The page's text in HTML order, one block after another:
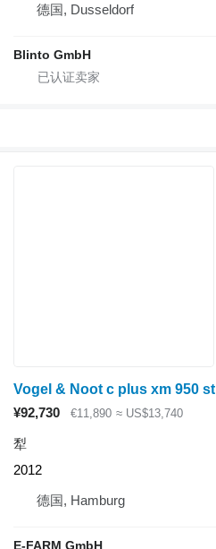
德国, Dusseldorf
Blinto GmbH
Vogel & Noot c plus xm 950 st
¥92,730
€11,890 ≈ US$13,740
犁
2012
德国, Hamburg
E-FARM GmbH